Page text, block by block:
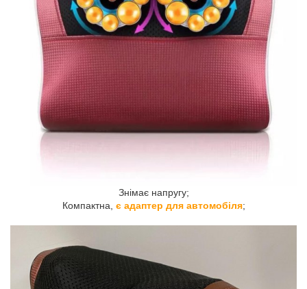
Знімає напругу;
Компактна, є адаптер для автомобіля;